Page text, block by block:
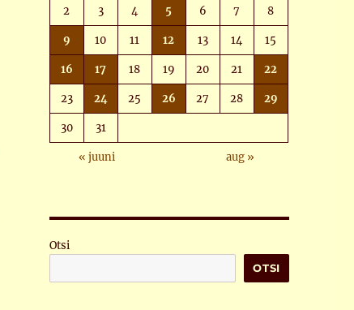
2 3 4 5 6 7 8
9 10 11 12 13 14 15
16 17 18 19 20 21 22
23 24 25 26 27 28 29
30 31
« juuni aug »
Otsi
OTSI